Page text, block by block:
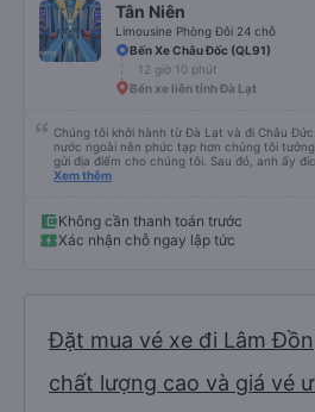
Tân Niên
Limousine Phòng Đôi 24 chỗ
Bến Xe Châu Đốc (QL91)
12 giờ 10 phút
Bến xe liên tỉnh Đà Lạt
Chúng tôi khởi hành từ Đà Lạt và đi Châu
nước ngoài nên phức tạp hơn chúng tôi
gửi địa điểm cho chúng tôi. Sau đó, anh ấy
lần đầu tiên đi xe giường nằm với hai đứa trẻ
điểm dừng, họ đánh thức chúng tôi dậy và
Nhìn chung, đó là một trải nghiệm tốt. Mỗi
chỗ cho 1 người lớn và 1 trẻ em nằm thoải mái.
Xem thêm
Không cần thanh toán trước
Xác nhận chỗ ngay lập tức
Đặt mua vé xe đi Lâm
chất lượng cao và giá vé